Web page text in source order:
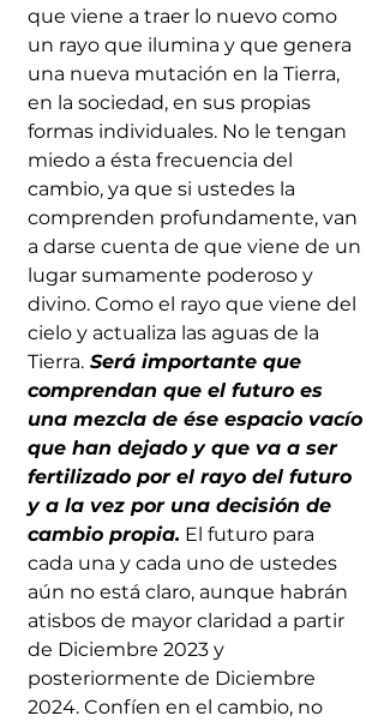
que viene a traer lo nuevo como
un rayo que ilumina y que genera
una nueva mutación en la Tierra,
en la sociedad, en sus propias
formas individuales. No le tengan
miedo a ésta frecuencia del
cambio, ya que si ustedes la
comprenden profundamente, van
a darse cuenta de que viene de un
lugar sumamente poderoso y
divino. Como el rayo que viene del
cielo y actualiza las aguas de la
Tierra. Será importante que
comprendan que el futuro es
una mezcla de ése espacio vacío
que han dejado y que va a ser
fertilizado por el rayo del futuro
y a la vez por una decisión de
cambio propia. El futuro para
cada una y cada uno de ustedes
aún no está claro, aunque habrán
atisbos de mayor claridad a partir
de Diciembre 2023 y
posteriormente de Diciembre
2024. Confíen en el cambio, no